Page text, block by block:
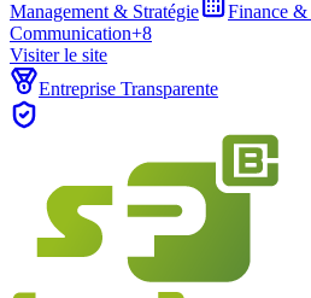
Management & Stratégie
Finance &
Communication+8
Visiter le site
Entreprise Transparente